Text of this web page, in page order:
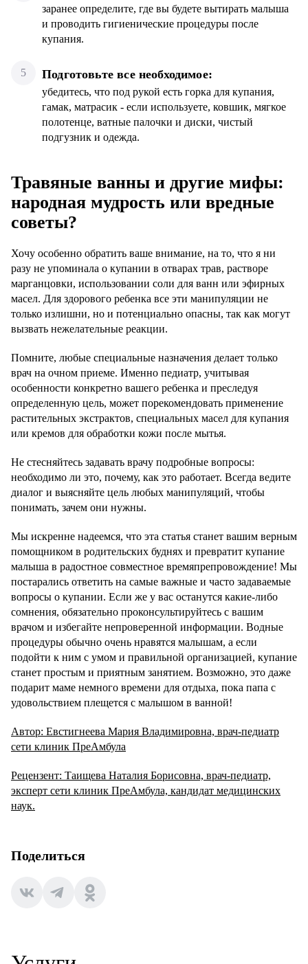
заранее определите, где вы будете вытирать малыша
и проводить гигиенические процедуры после
купания.
Подготовьте все необходимое:
убедитесь, что под рукой есть горка для купания,
гамак, матрасик - если используете, ковшик, мягкое
полотенце, ватные палочки и диски, чистый
подгузник и одежда.
Травяные ванны и другие мифы:
народная мудрость или вредные
советы?
Хочу особенно обратить ваше внимание, на то, что я ни
разу не упоминала о купании в отварах трав, растворе
марганцовки, использовании соли для ванн или эфирных
масел. Для здорового ребенка все эти манипуляции не
только излишни, но и потенциально опасны, так как могут
вызвать нежелательные реакции.
Помните, любые специальные назначения делает только
врач на очном приеме. Именно педиатр, учитывая
особенности конкретно вашего ребенка и преследуя
определенную цель, может порекомендовать применение
растительных экстрактов, специальных масел для купания
или кремов для обработки кожи после мытья.
Не стесняйтесь задавать врачу подробные вопросы:
необходимо ли это, почему, как это работает. Всегда ведите
диалог и выясняйте цель любых манипуляций, чтобы
понимать, зачем они нужны.
Мы искренне надеемся, что эта статья станет вашим верным
помощником в родительских буднях и превратит купание
малыша в радостное совместное времяпрепровождение! Мы
постарались ответить на самые важные и часто задаваемые
вопросы о купании. Если же у вас останутся какие-либо
сомнения, обязательно проконсультируйтесь с вашим
врачом и избегайте непроверенной информации. Водные
процедуры обычно очень нравятся малышам, а если
подойти к ним с умом и правильной организацией, купание
станет простым и приятным занятием. Возможно, это даже
подарит маме немного времени для отдыха, пока папа с
удовольствием плещется с малышом в ванной!
Автор: Евстигнеева Мария Владимировна, врач-педиатр
сети клиник ПреАмбула
Рецензент: Таищева Наталия Борисовна, врач-педиатр,
эксперт сети клиник ПреАмбула, кандидат медицинских
наук.
Поделиться